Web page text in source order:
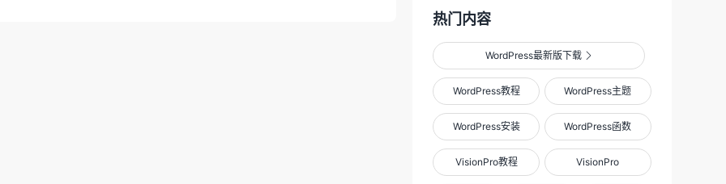
热门内容
WordPress最新版下载 
WordPress教程 WordPress主题
WordPress安装 WordPress函数
VisionPro教程 VisionPro